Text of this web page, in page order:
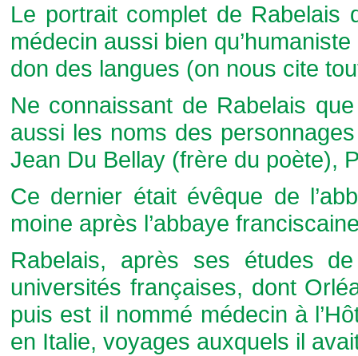
Le portrait complet de Rabelais
médecin aussi bien
don des langues (on nous cite
Ne connaissant de Rabelais
aussi les noms des
Jean Du Bellay (frère du poète),
Ce dernier était évêque de
moine après l’abbaye
Rabelais, après ses études
universités françaises, dont
puis est il nommé médecin à
en Italie, voyages auxquels il